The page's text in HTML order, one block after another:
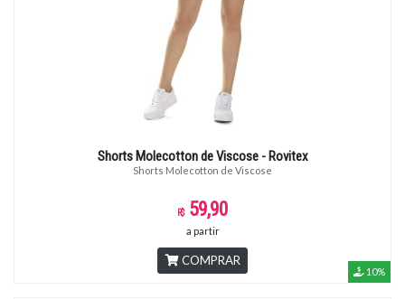
Shorts Molecotton de Viscose - Rovitex
Shorts Molecotton de Viscose
59,90
a partir
COMPRAR
10%